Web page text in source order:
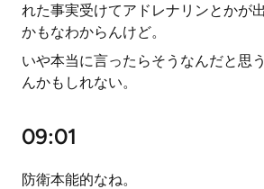
れた事実受けてアドレナリンとかが
かもなわからんけど。
いや本当に言ったらそうなんだと思
んかもしれない。
09:01
防衛本能的なね。